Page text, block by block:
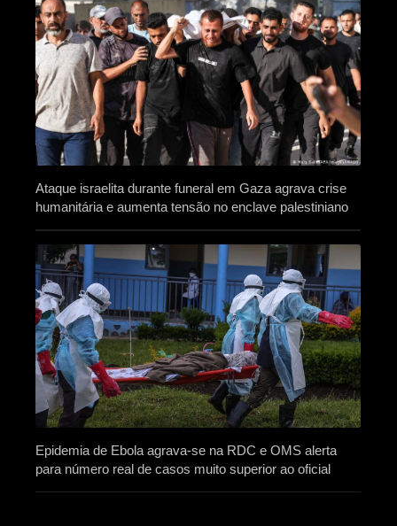
Ataque israelita durante funeral em Gaza agrava crise
humanitária e aumenta tensão no enclave palestiniano
Epidemia de Ebola agrava-se na RDC e OMS alerta
para número real de casos muito superior ao oficial